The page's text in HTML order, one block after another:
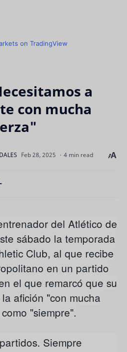
on TradingView
a
con mucha
4 min read
del Atlético de
sábado la temporada
Club, al que recibe
en un partido
el que remarcó que su
afición "con mucha
"siempre".
Siempre